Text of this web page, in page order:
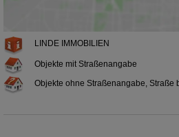
LINDE IMMOBILIEN
Objekte mit Straßenangabe
Objekte ohne Straßenangabe, Straße